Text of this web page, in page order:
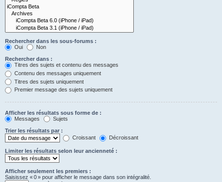
Rechercher dans les sous-forums :
Oui
Non
Rechercher dans :
Titres des sujets et contenu des messages
Contenu des messages uniquement
Titres des sujets uniquement
Premier message des sujets uniquement
Afficher les résultats sous forme de :
Messages
Sujets
Trier les résultats par :
Croissant
Décroissant
Limiter les résultats selon leur ancienneté :
Afficher seulement les premiers :
Saisissez « 0 » pour afficher le message dans son intégralité.